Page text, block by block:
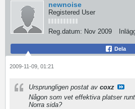
newnoise
Registered User
Reg.datum: Nov 2009
Dela
2009-11-09, 01:21
Ursprungligen postat av coxz
Någon som vet effektiva platser
Norra sida?